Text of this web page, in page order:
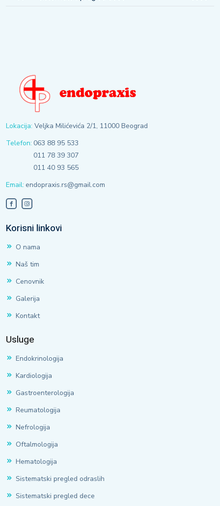
Lokacija: Veljka Milićevića 2/1, 11000 Beograd
Telefon: 063 88 95 533
011 78 39 307
011 40 93 565
Email: endopraxis.rs@gmail.com
Korisni linkovi
O nama
Naš tim
Cenovnik
Galerija
Kontakt
Usluge
Endokrinologija
Kardiologija
Gastroenterologija
Reumatologija
Nefrologija
Oftalmologija
Hematologija
Sistematski pregled odraslih
Sistematski pregled dece